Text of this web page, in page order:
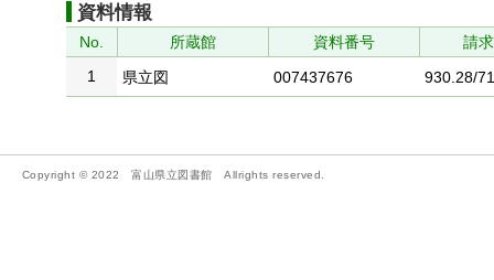
資料情報
No. 所蔵館 資料番号
請
1
県立図 007437676 930.28/
Copyright © 2022 富山県立図書館 Allrights reserved.